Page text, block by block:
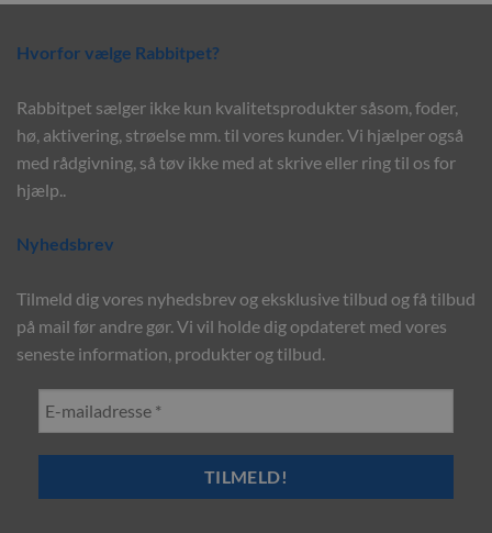
Hvorfor vælge Rabbitpet?
Rabbitpet sælger ikke kun kvalitetsprodukter såsom, foder,
hø, aktivering, strøelse mm. til vores kunder. Vi hjælper også
med rådgivning, så tøv ikke med at skrive eller ring til os for
hjælp..
Nyhedsbrev
Tilmeld dig vores nyhedsbrev og eksklusive tilbud og få tilbud
på mail før andre gør. Vi vil holde dig opdateret med vores
seneste information, produkter og tilbud.